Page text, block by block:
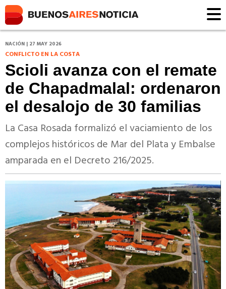
NACIÓN | 27 MAY 2026
CONFLICTO EN LA COSTA
Scioli avanza con el remate
de Chapadmalal: ordenaron
el desalojo de 30 familias
La Casa Rosada formalizó el vaciamiento de los
complejos históricos de Mar del Plata y Embalse
amparada en el Decreto 216/2025.